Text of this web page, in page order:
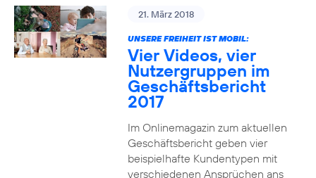
21. März 2018
UNSERE FREIHEIT IST MOBIL:
Vier Videos, vier
Nutzergruppen im
Geschäftsbericht
2017
Im Onlinemagazin zum aktuellen
Geschäftsbericht geben vier
beispielhafte Kundentypen mit
verschiedenen Ansprüchen ans